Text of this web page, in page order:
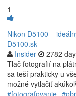
1
Nikon D5100 –
D5100.sk
Insider
2782
Tlač fotografií na
sa teší prakticky u
možné vytlačiť
#fotografovanie